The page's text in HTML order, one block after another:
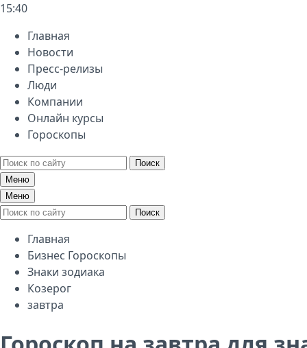
15:40
Главная
Новости
Пресс-релизы
Люди
Компании
Онлайн курсы
Гороскопы
Поиск
Меню
Меню
Поиск
Главная
Бизнес Гороскопы
Знаки зодиака
Козерог
завтра